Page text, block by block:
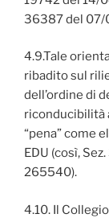
36387 del 07/
4.9.Tale
ribadito sul
dell’ordine di
riconducibilità
“pena” come
EDU (così,
265540).
4.10. Il